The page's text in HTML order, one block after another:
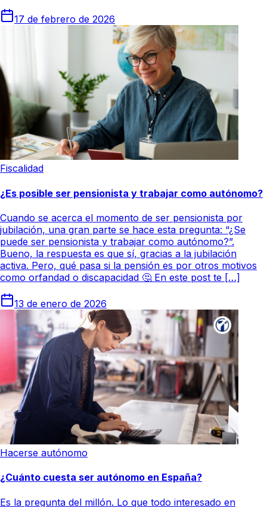
17 de febrero de 2026
Fiscalidad
¿Es posible ser pensionista y trabajar como autónomo?
Cuando se acerca el momento de ser pensionista por
jubilación, una gran parte se hace esta pregunta: “¿Se
puede ser pensionista y trabajar como autónomo?”.
Bueno, la respuesta es que sí, gracias a la jubilación
activa. Pero, qué pasa si la pensión es por otros motivos
como orfandad o discapacidad 🤔 En este post te […]
13 de enero de 2026
Hacerse autónomo
¿Cuánto cuesta ser autónomo en España?
Es la pregunta del millón. Lo que todo interesado en